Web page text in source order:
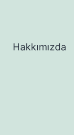
Hakkımızda